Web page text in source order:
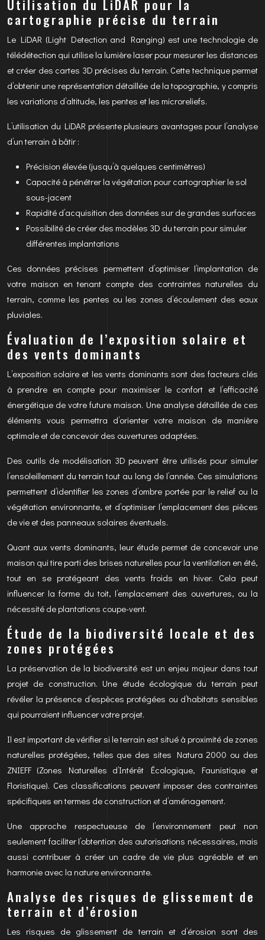
Utilisation du LiDAR pour la
cartographie précise du terrain
Le LiDAR (Light Detection and Ranging) est une technologie de
télédétection qui utilise la lumière laser pour mesurer les distances
et créer des cartes 3D précises du terrain. Cette technique permet
d’obtenir une représentation détaillée de la topographie, y compris
les variations d’altitude, les pentes et les microreliefs.
L’utilisation du LiDAR présente plusieurs avantages pour l’analyse
d’un terrain à bâtir :
Précision élevée (jusqu’à quelques centimètres)
Capacité à pénétrer la végétation pour cartographier le sol
sous-jacent
Rapidité d’acquisition des données sur de grandes surfaces
Possibilité de créer des modèles 3D du terrain pour simuler
différentes implantations
Ces données précises permettent d’optimiser l’implantation de
votre maison en tenant compte des contraintes naturelles du
terrain, comme les pentes ou les zones d’écoulement des eaux
pluviales.
Évaluation de l’exposition solaire et
des vents dominants
L’exposition solaire et les vents dominants sont des facteurs clés
à prendre en compte pour maximiser le confort et l’efficacité
énergétique de votre future maison. Une analyse détaillée de ces
éléments vous permettra d’orienter votre maison de manière
optimale et de concevoir des ouvertures adaptées.
Des outils de modélisation 3D peuvent être utilisés pour simuler
l’ensoleillement du terrain tout au long de l’année. Ces simulations
permettent d’identifier les zones d’ombre portée par le relief ou la
végétation environnante, et d’optimiser l’emplacement des pièces
de vie et des panneaux solaires éventuels.
Quant aux vents dominants, leur étude permet de concevoir une
maison qui tire parti des brises naturelles pour la ventilation en été,
tout en se protégeant des vents froids en hiver. Cela peut
influencer la forme du toit, l’emplacement des ouvertures, ou la
nécessité de plantations coupe-vent.
Étude de la biodiversité locale et des
zones protégées
La préservation de la biodiversité est un enjeu majeur dans tout
projet de construction. Une étude écologique du terrain peut
révéler la présence d’espèces protégées ou d’habitats sensibles
qui pourraient influencer votre projet.
Il est important de vérifier si le terrain est situé à proximité de zones
naturelles protégées, telles que des sites Natura 2000 ou des
ZNIEFF (Zones Naturelles d’Intérêt Écologique, Faunistique et
Floristique). Ces classifications peuvent imposer des contraintes
spécifiques en termes de construction et d’aménagement.
Une approche respectueuse de l’environnement peut non
seulement faciliter l’obtention des autorisations nécessaires, mais
aussi contribuer à créer un cadre de vie plus agréable et en
harmonie avec la nature environnante.
Analyse des risques de glissement de
terrain et d’érosion
Les risques de glissement de terrain et d’érosion sont des